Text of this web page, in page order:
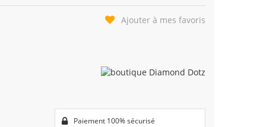
Ajouter à mes favoris
Paiement 100% sécurisé